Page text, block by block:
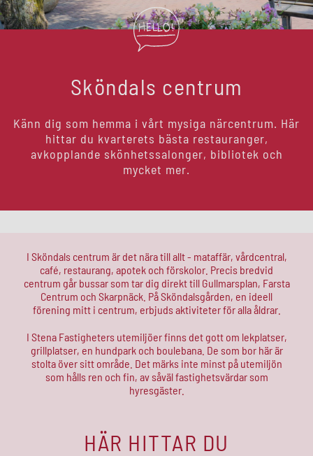
Sköndals centrum
Känn dig som hemma i vårt mysiga närcentrum. Här
hittar du kvarterets bästa restauranger,
avkopplande skönhetssalonger, bibliotek och
mycket mer.
I Sköndals centrum är det nära till allt - mataffär, vårdcentral,
café, restaurang, apotek och förskolor. Precis bredvid
centrum går bussar som tar dig direkt till Gullmarsplan, Farsta
Centrum och Skarpnäck. På Sköndalsgården, en ideell
förening mitt i centrum, erbjuds aktiviteter för alla åldrar.
I Stena Fastigheters utemiljöer finns det gott om lekplatser,
grillplatser, en hundpark och boulebana. De som bor här är
stolta över sitt område. Det märks inte minst på utemiljön
som hålls ren och fin, av såväl fastighetsvärdar som
hyresgäster.
HÄR HITTAR DU